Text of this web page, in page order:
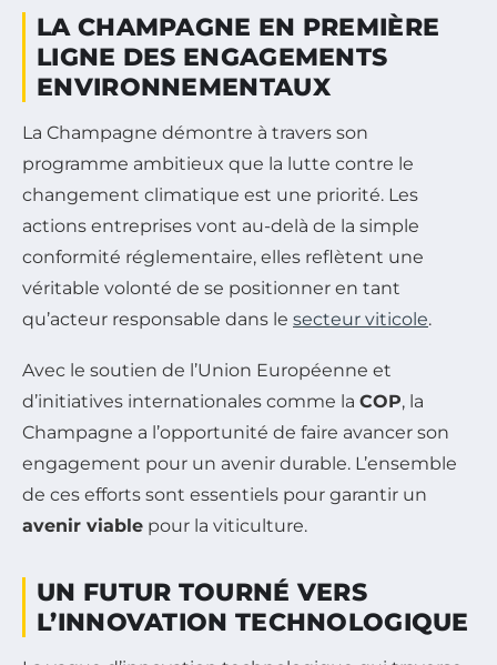
LA CHAMPAGNE EN PREMIÈRE
LIGNE DES ENGAGEMENTS
ENVIRONNEMENTAUX
La Champagne démontre à travers son
programme ambitieux que la lutte contre le
changement climatique est une priorité. Les
actions entreprises vont au-delà de la simple
conformité réglementaire, elles reflètent une
véritable volonté de se positionner en tant
qu’acteur responsable dans le secteur viticole.
Avec le soutien de l’Union Européenne et
d’initiatives internationales comme la COP, la
Champagne a l’opportunité de faire avancer son
engagement pour un avenir durable. L’ensemble
de ces efforts sont essentiels pour garantir un
avenir viable pour la viticulture.
UN FUTUR TOURNÉ VERS
L’INNOVATION TECHNOLOGIQUE